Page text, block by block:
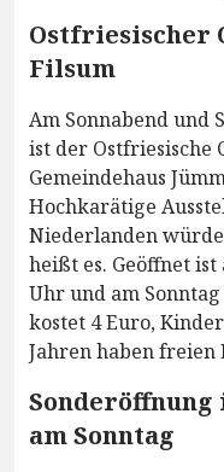
Ostfriesischer
Filsum
Am Sonnabend und
ist der
Gemeindehaus
Hochkarätige
Niederlanden
heißt es. Geöffnet ist
Uhr und am
kostet 4 Euro,
Jahren haben
am Sonntag